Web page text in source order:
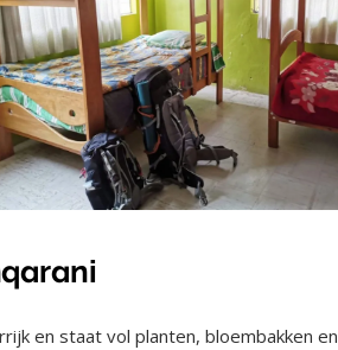
en staat vol planten, bloembakken en